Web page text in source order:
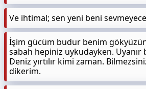
Ve ihtimal; sen yeni beni
İşim gücüm budur benim
sabah hepiniz uykudayken. Uyanır
Deniz yırtılır kimi zaman.
dikerim.